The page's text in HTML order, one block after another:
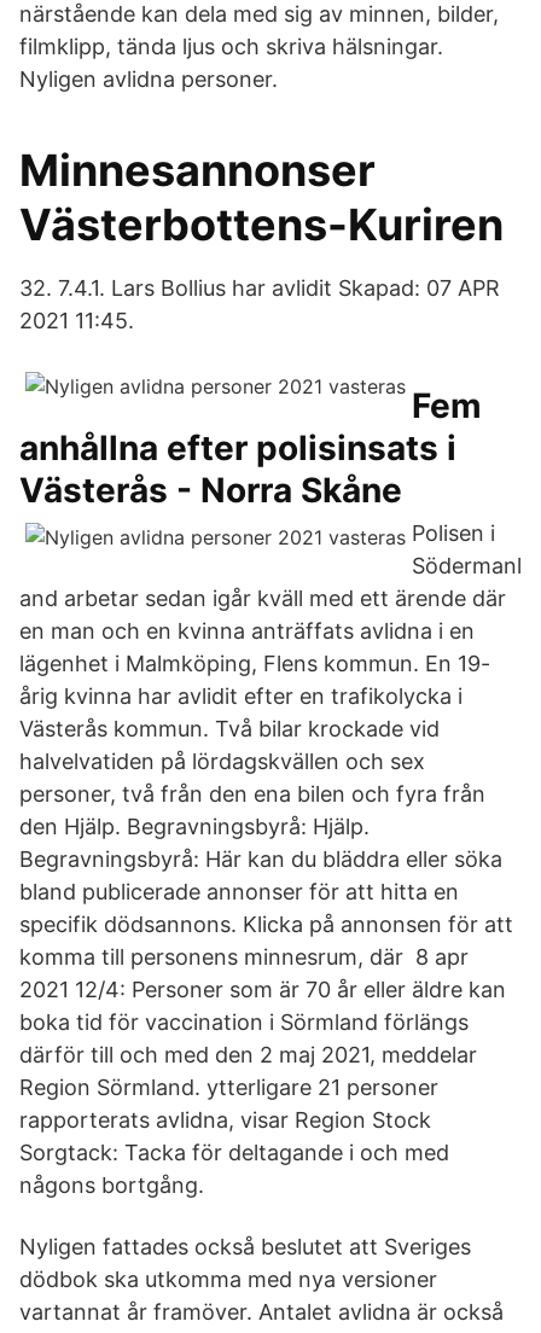
närstående kan dela med sig av minnen, bilder,
filmklipp, tända ljus och skriva hälsningar.
Nyligen avlidna personer.
Minnesannonser
Västerbottens-Kuriren
32. 7.4.1. Lars Bollius har avlidit Skapad: 07 APR
2021 11:45.
Fem
anhållna efter polisinsats i
Västerås - Norra Skåne
Polisen i
Södermanl
and arbetar sedan igår kväll med ett ärende där
en man och en kvinna anträffats avlidna i en
lägenhet i Malmköping, Flens kommun. En 19-
årig kvinna har avlidit efter en trafikolycka i
Västerås kommun. Två bilar krockade vid
halvelvatiden på lördagskvällen och sex
personer, två från den ena bilen och fyra från
den Hjälp. Begravningsbyrå: Hjälp.
Begravningsbyrå: Här kan du bläddra eller söka
bland publicerade annonser för att hitta en
specifik dödsannons. Klicka på annonsen för att
komma till personens minnesrum, där 8 apr
2021 12/4: Personer som är 70 år eller äldre kan
boka tid för vaccination i Sörmland förlängs
därför till och med den 2 maj 2021, meddelar
Region Sörmland. ytterligare 21 personer
rapporterats avlidna, visar Region Stock
Sorgtack: Tacka för deltagande i och med
någons bortgång.
Nyligen fattades också beslutet att Sveriges
dödbok ska utkomma med nya versioner
vartannat år framöver. Antalet avlidna är också